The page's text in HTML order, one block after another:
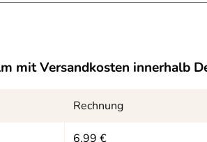
mit Versandkosten innerhalb
Rechnung
6,99 €